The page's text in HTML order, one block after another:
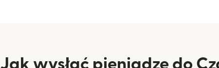
Jak wysłać pieniądze do